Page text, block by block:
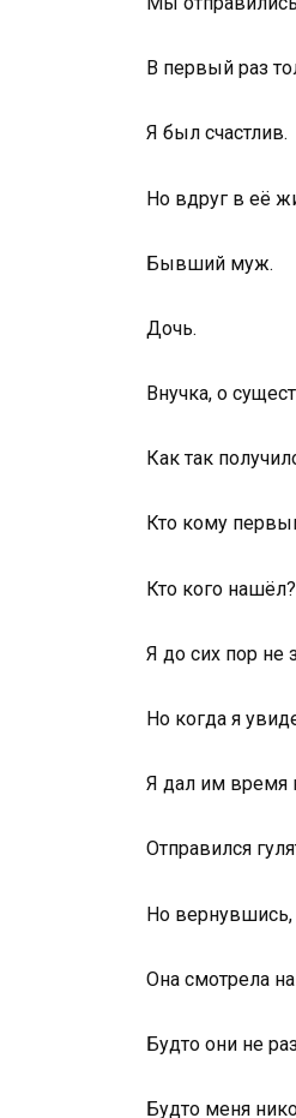
В первый раз
Я был счастлив.
Но вдруг в её
Бывший муж.
Дочь.
Внучка, о
Как так
Кто кому
Кто кого нашёл?
Я до сих пор не
Но когда я
Я дал им время
Отправился
Но вернувшись,
Она смотрела
Будто они не
Будто меня